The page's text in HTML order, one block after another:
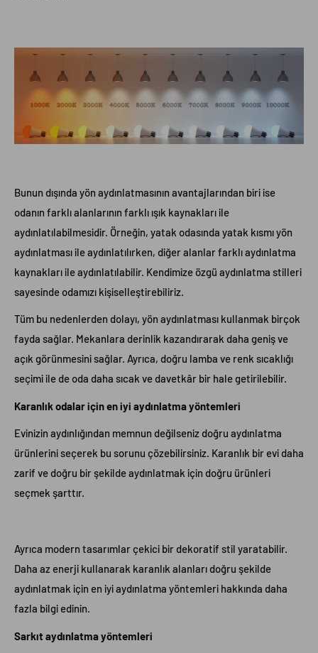
Bunun dışında yön aydınlatmasının avantajlarından biri ise
odanın farklı alanlarının farklı ışık kaynakları ile
aydınlatılabilmesidir. Örneğin, yatak odasında yatak kısmı yön
aydınlatması ile aydınlatılırken, diğer alanlar farklı aydınlatma
kaynakları ile aydınlatılabilir. Kendimize özgü aydınlatma stilleri
sayesinde odamızı kişiselleştirebiliriz.
Tüm bu nedenlerden dolayı, yön aydınlatması kullanmak birçok
fayda sağlar. Mekanlara derinlik kazandırarak daha geniş ve
açık görünmesini sağlar. Ayrıca, doğru lamba ve renk sıcaklığı
seçimi ile de oda daha sıcak ve davetkâr bir hale getirilebilir.
Karanlık odalar için en iyi aydınlatma yöntemleri
Evinizin aydınlığından memnun değilseniz doğru aydınlatma
ürünlerini seçerek bu sorunu çözebilirsiniz. Karanlık bir evi daha
zarif ve doğru bir şekilde aydınlatmak için doğru ürünleri
seçmek şarttır.
Ayrıca modern tasarımlar çekici bir dekoratif stil yaratabilir.
Daha az enerji kullanarak karanlık alanları doğru şekilde
aydınlatmak için en iyi aydınlatma yöntemleri hakkında daha
fazla bilgi edinin.
Sarkıt aydınlatma yöntemleri